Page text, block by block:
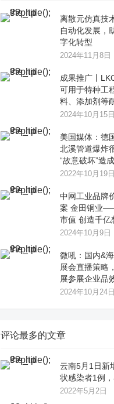
离散元仿真技
自动化发展，
字化转型
2024年11月8日
成果推广丨
可用于特种工
料、添加剂等
2024年10月15日
美国媒体：德
北溪管道爆炸
“故意破坏”造
2022年10月19日
中网工业品牌
案 金田铜业
市值 创造千亿
2024年10月9日
微吼：国内&
展会直播策略
展参展企业品
2024年10月24日
评论最多的文章
云南5月1日新
状感染者1例
2022年5月2日